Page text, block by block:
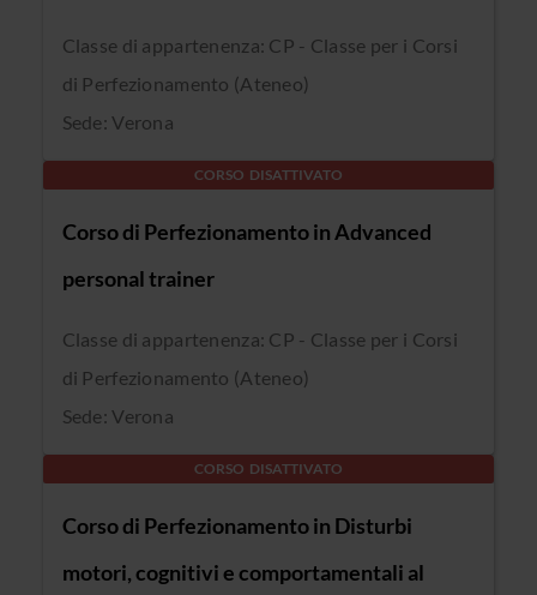
Classe di appartenenza: CP - Classe per i Corsi
di Perfezionamento (Ateneo)
Sede: Verona
CORSO DISATTIVATO
Corso di Perfezionamento in Advanced
personal trainer
Classe di appartenenza: CP - Classe per i Corsi
di Perfezionamento (Ateneo)
Sede: Verona
CORSO DISATTIVATO
Corso di Perfezionamento in Disturbi
motori, cognitivi e comportamentali al